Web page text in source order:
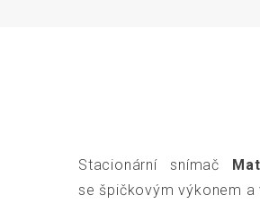
Stacionární snímač
se špičkovým výkonem